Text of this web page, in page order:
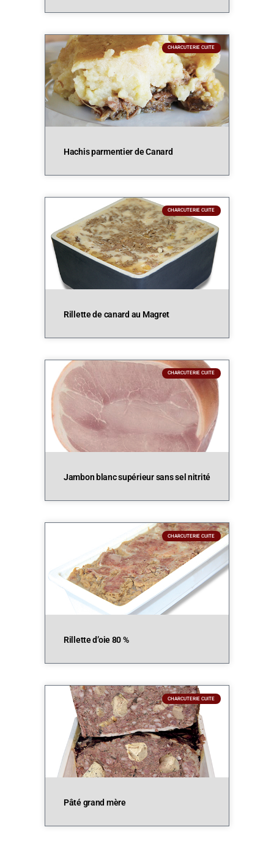
CHARCUTERIE CUITE
Hachis parmentier de Canard
CHARCUTERIE CUITE
Rillette de canard au Magret
CHARCUTERIE CUITE
Jambon blanc supérieur sans sel nitrité
CHARCUTERIE CUITE
Rillette d’oie 80 %
CHARCUTERIE CUITE
Pâté grand mère